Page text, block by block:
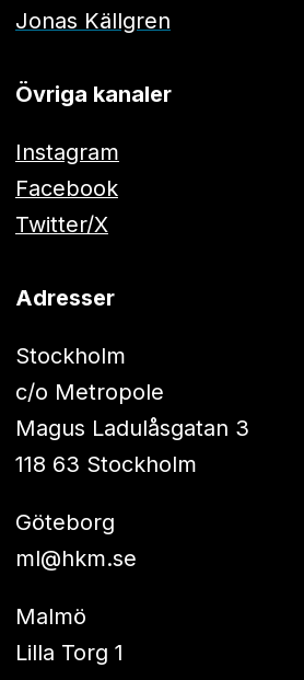
Jonas Källgren
Övriga kanaler
Instagram
Facebook
Twitter/X
Adresser
Stockholm
c/o Metropole
Magus Ladulåsgatan 3
118 63 Stockholm
Göteborg
ml@hkm.se
Malmö
Lilla Torg 1